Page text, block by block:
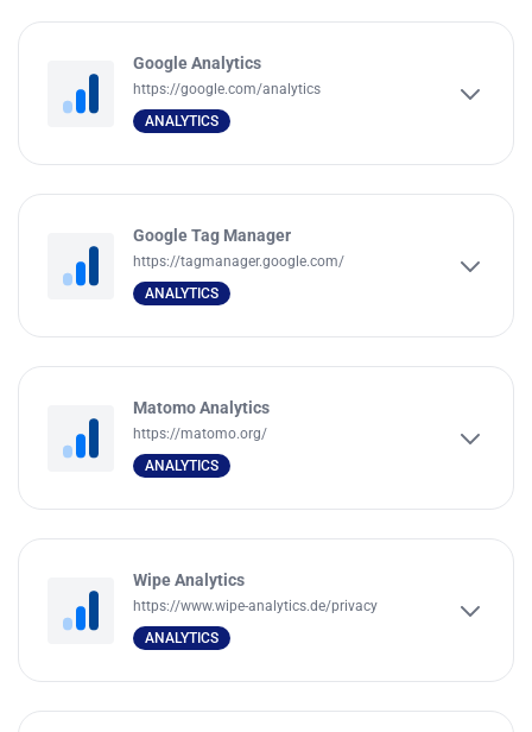
Google Analytics
https://google.com/analytics
ANALYTICS
Google Tag Manager
https://tagmanager.google.com/
ANALYTICS
Matomo Analytics
https://matomo.org/
ANALYTICS
Wipe Analytics
https://www.wipe-analytics.de/privacy
ANALYTICS